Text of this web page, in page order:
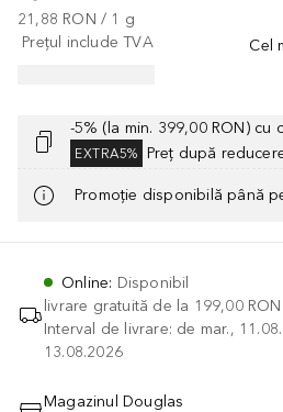
Cel
21,88 RON / 1 g
Prețul include TVA
-5% (la min. 399,00 RON) cu
EXTRA5% Preț după
Promoție disponibilă până
Online: Disponibil
livrare gratuită de la 199,00 RON
Interval de livrare: de mar.,
13.08.2026
Magazinul Douglas